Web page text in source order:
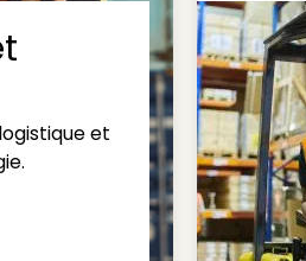
et